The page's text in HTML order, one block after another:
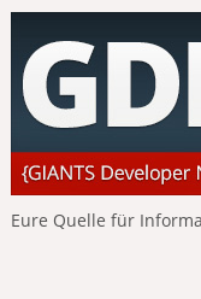
Eure Quelle für